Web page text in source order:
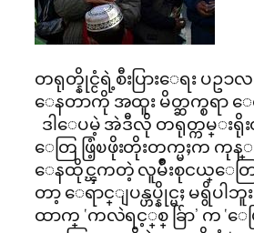
တရုတ္နိုင္ငံရဲ့​စီး​ပြား​ေရး​ ပဥၥ
ေနတာကို အထူး​ မိတ္ဆက္စရာ ​ေ
ဒါ​ေပမဲ့​ အဲဒီလို တရုတ္ကမ္း​ရို
ေတြ ဖြံ့​ၿဖိုး​တိုး​တက္မႈက ကုန္
ေနထိုင္ၾကတဲ့​ လူမ်ိဳး​စုငယ္​ေတ
တာ့​ ​ေရာင္ျပန္ဟပ္နိုင္မႈ မရွိပ
ထာက္ ‘ကလဲရင့္​စ္ ခ်ြာ’ က ‘​ေ